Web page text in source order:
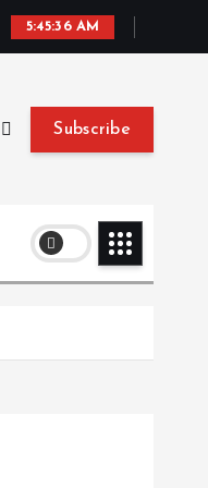
5:45:38 AM
Subscribe